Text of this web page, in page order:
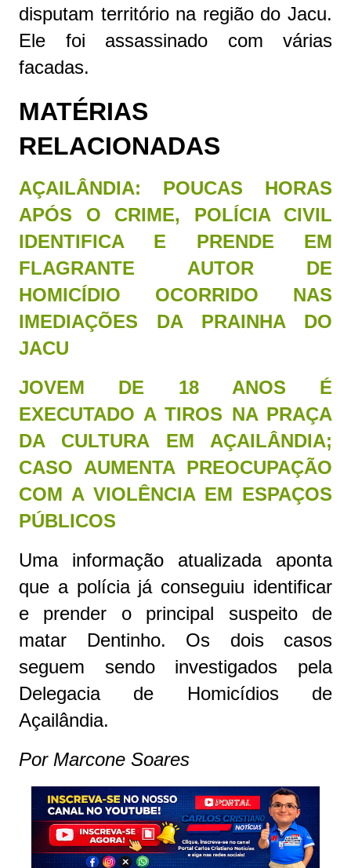
disputam território na região do Jacu.
Ele foi assassinado com várias
facadas.
RELACIONADAS
AÇAILÂNDIA: POUCAS HORAS
APÓS O CRIME, POLÍCIA CIVIL
IDENTIFICA E PRENDE EM
FLAGRANTE AUTOR DE
HOMICÍDIO OCORRIDO NAS
IMEDIAÇÕES DA PRAINHA DO
JACU
JOVEM DE 18 ANOS É
EXECUTADO A TIROS NA PRAÇA
DA CULTURA EM AÇAILÂNDIA;
CASO AUMENTA PREOCUPAÇÃO
COM A VIOLÊNCIA EM ESPAÇOS
PÚBLICOS
Uma informação atualizada aponta
que a polícia já conseguiu identificar
e prender o principal suspeito de
matar Dentinho. Os dois casos
seguem sendo investigados pela
Delegacia de Homicídios de
Açailândia.
Por Marcone Soares